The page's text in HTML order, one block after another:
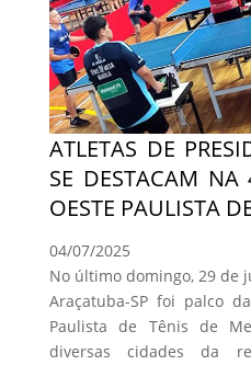
ATLETAS DE
SE DESTACAM
OESTE PAULISTA
04/07/2025
No último domingo, 29 de
Araçatuba-SP foi palco
Paulista de Tênis de
diversas cidades da